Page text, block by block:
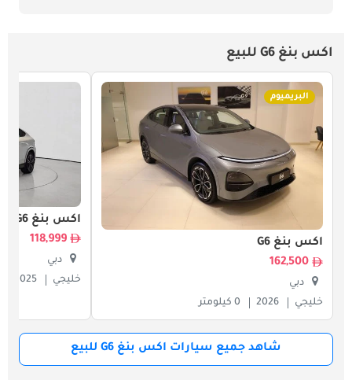
اكس بنغ G6 للبيع
البريميوم
اكس بنغ G6
162,500
دبي
خليجي
2026 0 كيلومتر
اكس بنغ G6
118,999
دبي
خليجي
2025
شاهد جميع سيارات اكس بنغ G6 للبيع